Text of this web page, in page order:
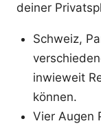
deiner
Schweiz,
inwieweit
können.
Vier Augen